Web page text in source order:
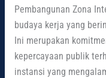
Pembangunan Zona
budaya kerja yang
Ini merupakan
kepercayaan publik
instansi yang